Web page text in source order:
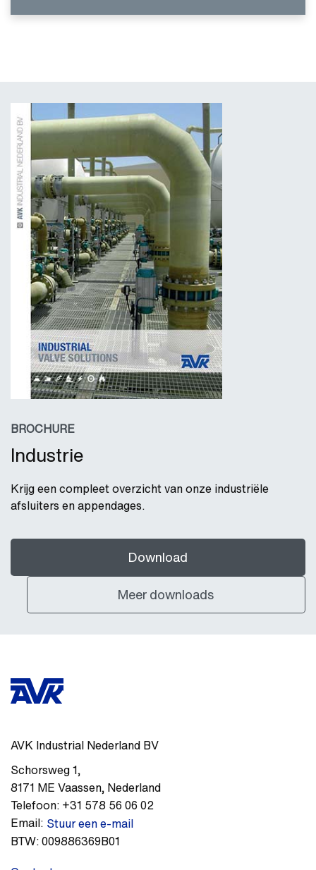
BROCHURE
Industrie
Krijg een compleet overzicht van onze industriële
afsluiters en appendages.
Download
Meer downloads
AVK Industrial Nederland BV
Schorsweg 1,
8171 ME Vaassen, Nederland
Telefoon: +31 578 56 06 02
Email: Stuur een e-mail
BTW:009886369B01